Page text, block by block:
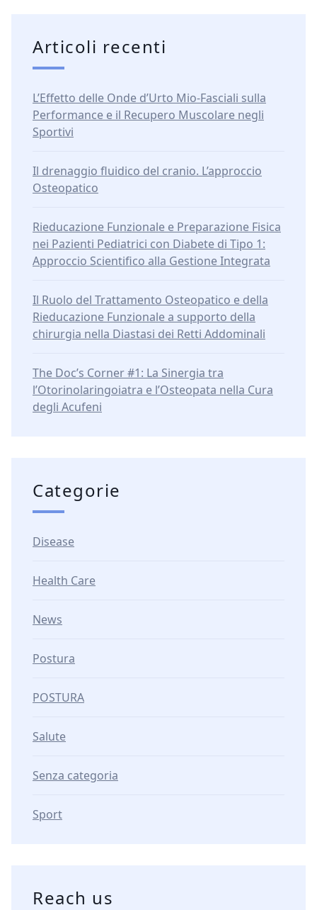
Articoli recenti
L’Effetto delle Onde d’Urto Mio-Fasciali sulla
Performance e il Recupero Muscolare negli
Sportivi
Il drenaggio fluidico del cranio. L’approccio
Osteopatico
Rieducazione Funzionale e Preparazione Fisica
nei Pazienti Pediatrici con Diabete di Tipo 1:
Approccio Scientifico alla Gestione Integrata
Il Ruolo del Trattamento Osteopatico e della
Rieducazione Funzionale a supporto della
chirurgia nella Diastasi dei Retti Addominali
The Doc’s Corner #1: La Sinergia tra
l’Otorinolaringoiatra e l’Osteopata nella Cura
degli Acufeni
Categorie
Disease
Health Care
News
Postura
POSTURA
Salute
Senza categoria
Sport
Reach us